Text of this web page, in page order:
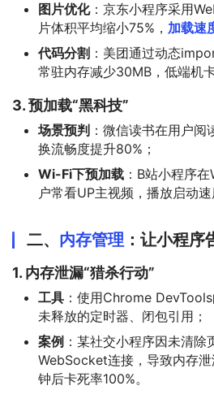
图片优化：京东小程序采用
片体积平均缩小75%， 加载速
代码分割 ：美团通过动态
常驻内存减少30MB，低端机
3. 预加载“黑科技”
场景预判 ：微信读书在用户
换流畅度提升80%；
Wi-Fi下预加载 ：B站小程序
户常看UP主视频，播放启动速
二、 内存管理 ：让小程序
1. 内存泄漏“猎杀行动”
工具 ：使用Chrome
未释放的定时器、闭包引用；
案例 ：某社交小程序因未清除
WebSocket连接，导致内存
钟后卡死率100%。